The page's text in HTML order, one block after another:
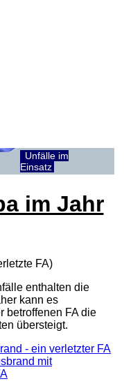
Unfälle im
Einsatz
im Jahr
FA)
enthalten die
kann es
betroffenen FAdie
übersteigt.
- ein verletzter FA
mit